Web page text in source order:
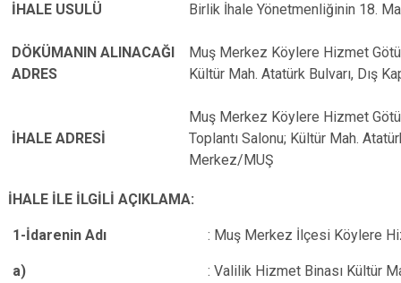
İHALE USULÜ Birlik İhale Yönetmenliğinin 18.
DÖKÜMANIN ALINACAĞI
ADRES
Muş Merkez Köylere Hizmet
Kültür Mah. Atatürk Bulvarı, Dış
İHALE ADRESİ
Muş Merkez Köylere Hizmet
Toplantı Salonu; Kültür Mah.
Merkez/MUŞ
İHALE İLE İLGİLİ AÇIKLAMA:
1-İdarenin Adı : Muş Merkez İlçesi Köylere
a)
: Valilik Hizmet Binası Kültür